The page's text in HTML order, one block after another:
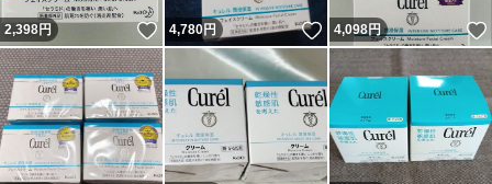
2,398円 いいね！
4,780円 いいね！
4,098円